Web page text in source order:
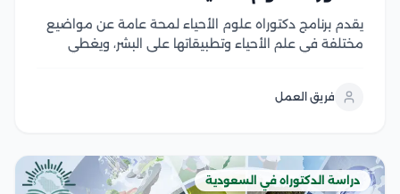
يقدم برنامج دكتوراه علوم الأحياء لمحة عامة عن مواضيع
مختلفة في علم الأحياء وتطبيقاتها على البشر، ويغطي
والتشريح، ويؤكد البرنامج أيضًا على التغيرات الهيكلية في...
فريق العمل
دراسة الدكتوراه في السعودية